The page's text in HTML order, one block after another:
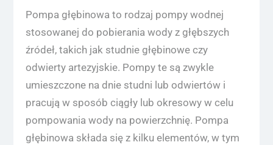
Pompa głębinowa to rodzaj pompy wodnej
stosowanej do pobierania wody z głębszych
źródeł, takich jak studnie głębinowe czy
odwierty artezyjskie. Pompy te są zwykle
umieszczone na dnie studni lub odwiertów i
pracują w sposób ciągły lub okresowy w celu
pompowania wody na powierzchnię. Pompa
głębinowa składa się z kilku elementów, w tym